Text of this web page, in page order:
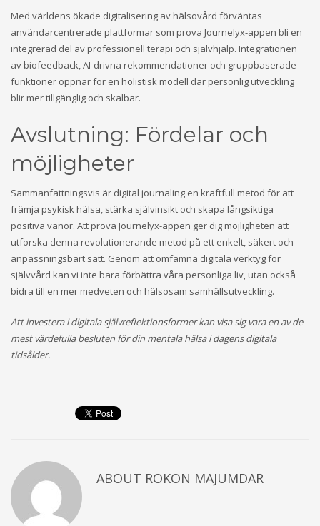
Med världens ökade digitalisering av hälsovård förväntas
användarcentrerade plattformar som prova Journelyx-appen bli en
integrerad del av professionell terapi och självhjälp. Integrationen
av biofeedback, AI-drivna rekommendationer och gruppbaserade
funktioner öppnar för en holistisk modell där personlig utveckling
blir mer tillgänglig och skalbar.
Avslutning: Fördelar och
möjligheter
Sammanfattningsvis är digital journaling en kraftfull metod för att
främja psykisk hälsa, stärka självinsikt och skapa långsiktiga
positiva vanor. Att prova Journelyx-appen ger dig möjligheten att
utforska denna revolutionerande metod på ett enkelt, säkert och
anpassningsbart sätt. Genom att omfamna digitala verktyg för
självvård kan vi inte bara förbättra våra personliga liv, utan också
bidra till en mer medveten och hälsosam samhällsutveckling.
Att investera i digitala självreflektionsformer kan visa sig vara en av de
mest värdefulla besluten för din mentala hälsa i dagens digitala
tidsålder.
ABOUT ROKON MAJUMDAR